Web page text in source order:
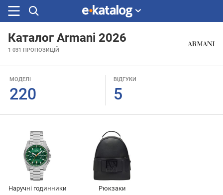
Шукали
Каталог Armani 2026
1 031 ПРОПОЗИЦІЙ
МОДЕЛІ
220
ВІДГУКИ
5
Наручні годинники Рюкзаки